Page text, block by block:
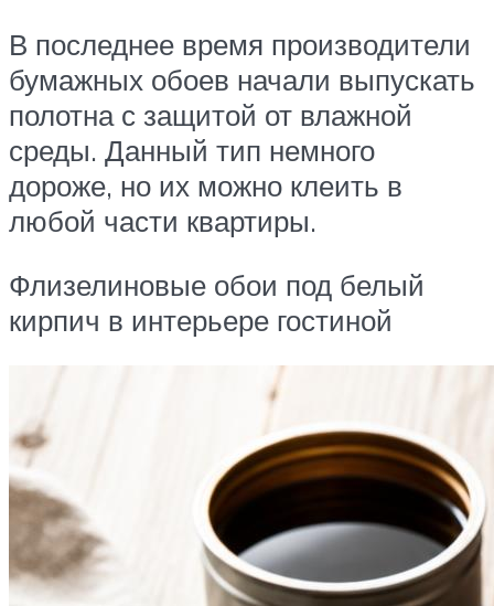
В последнее время производители
бумажных обоев начали выпускать
полотна с защитой от влажной
среды. Данный тип немного
дороже, но их можно клеить в
любой части квартиры.
Флизелиновые обои под белый
кирпич в интерьере гостиной